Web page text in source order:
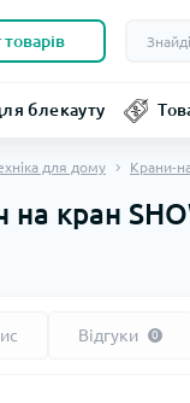
блекауту
для дому Крани-
кран
Відгуки 0